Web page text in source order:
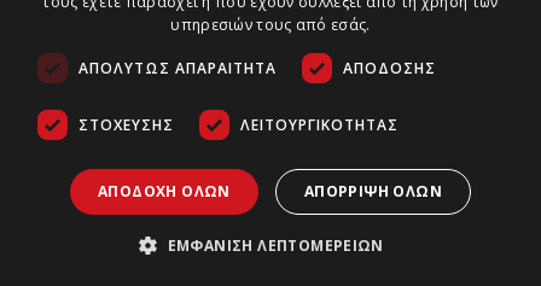
υπηρεσιών τους από εσάς.
ΑΠΟΛΎΤΩΣ ΑΠΑΡΑΊΤΗΤΑ ΑΠΌΔΟΣΗΣ
ΣΤΌΧΕΥΣΗΣ ΛΕΙΤΟΥΡΓΙΚΌΤΗΤΑΣ
ΑΠΟΔΟΧΉ ΌΛΩΝ ΑΠΌΡΡΙΨΗ ΌΛΩΝ
ΕΜΦΆΝΙΣΗ ΛΕΠΤΟΜΕΡΕΙΏΝ